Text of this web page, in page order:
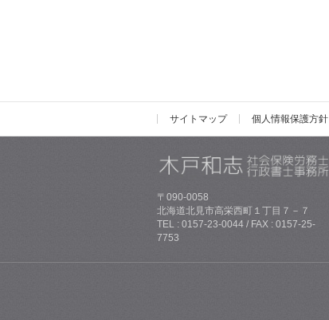
サイトマップ 個人情報保護方針
〒090-0058
北海道北見市高栄西町１丁目７－７
TEL : 0157-23-0044 / FAX : 0157-25-
7753